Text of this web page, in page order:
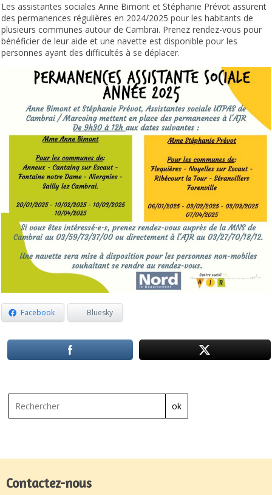
Les assistantes sociales Anne Bimont et Stéphanie Prévot assurent
des permanences régulières en 2024/2025 pour les habitants de
plusieurs communes autour de Cambrai. Prenez rendez-vous pour
bénéficier de leur aide et une navette est disponible pour les
personnes ayant des difficultés à se déplacer.
Facebook Bluesky
ok
Contactez-nous